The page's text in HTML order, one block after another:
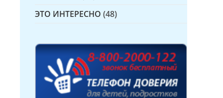
ЭТО ИНТЕРЕСНО (48)